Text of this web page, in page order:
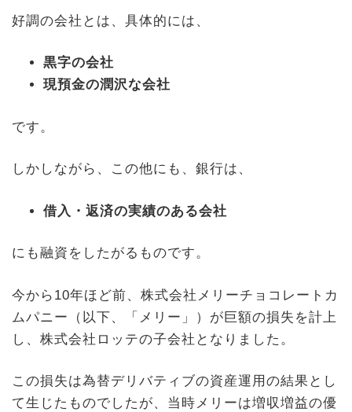
好調の会社とは、具体的には、
黒字の会社
現預金の潤沢な会社
です。
しかしながら、この他にも、銀行は、
借入・返済の実績のある会社
にも融資をしたがるものです。
今から10年ほど前、株式会社メリーチョコレートカ
ムパニー（以下、「メリー」）が巨額の損失を計上
し、株式会社ロッテの子会社となりました。
この損失は為替デリバティブの資産運用の結果とし
て生じたものでしたが、当時メリーは増収増益の優